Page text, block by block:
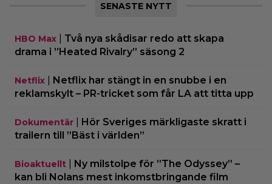
SENASTE NYTT
HBO Max
Två nya skådisar redo att skapa
drama i ”Heated Rivalry” säsong 2
Netflix
Netflix har stängt in en snubbe i en
reklamskylt – PR-tricket som får LA att titta upp
Dokumentär
Hör Sveriges märkligaste skratt i
trailern till ”Bäst i världen”
Bioaktuellt
Ny milstolpe för ”The Odyssey” –
kan bli Nolans mest inkomstbringande film